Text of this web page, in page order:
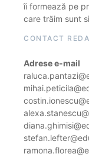
îi formează pe
care trăim sunt
CONTACT
Adrese e-mail